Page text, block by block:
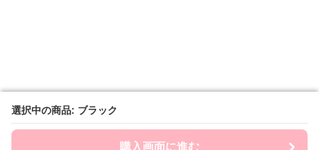
選択中の商品: ブラック
購入画面に進む
選択中の商品: ブラック
購入画面に進む